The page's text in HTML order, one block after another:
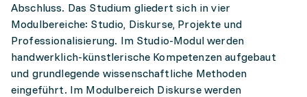
Abschluss. Das Studium gliedert sich in vier
Modulbereiche: Studio, Diskurse, Projekte und
Professionalisierung. Im Studio-Modul werden
handwerklich-künstlerische Kompetenzen aufgebaut
und grundlegende wissenschaftliche Methoden
eingeführt. Im Modulbereich Diskurse werden